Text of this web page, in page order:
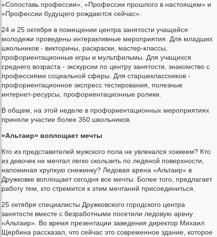
«Сопоставь профессии», «Профессии прошлого в настоящем» и
«Профессии будущего рождаются сейчас».
24 и 25 октября в помещении центра занятости учащейся
молодежи проведены интерактивные мероприятия. Для младших
школьников - викторины, раскраски, мастер-классы,
профориентационные игры и мультфильмы. Для учащихся
среднего возраста - экскурсии по центру занятости, знакомство с
профессиями социальной сферы. Для старшеклассников -
профориентационное экспресс тестирования, полезные
интернет-ресурсы, профориентационные ролики.
В общем, на этой неделе в профориентационных мероприятиях
приняли участие более 350 школьников.
«Альтаир» воплощает мечты
Кто из представителей мужского пола не увлекался хоккеем? Кто
из девочек не мечтал легко скользить по ледяной поверхности,
напоминая хрупкую снежинку? Ледовая арена «Альтаир» в
Дружковке воплощает сегодня все мечты. Более того, предлагает
работу тем, кто стремится к этим мечтаний присоединиться.
25 октября специалисты Дружковского городского центра
занятости вместе с безработными посетили ледовую арену
«Альтаир». Во время презентации заведения директор Михаил
Щербина рассказал, что сейчас это современное здание, которое